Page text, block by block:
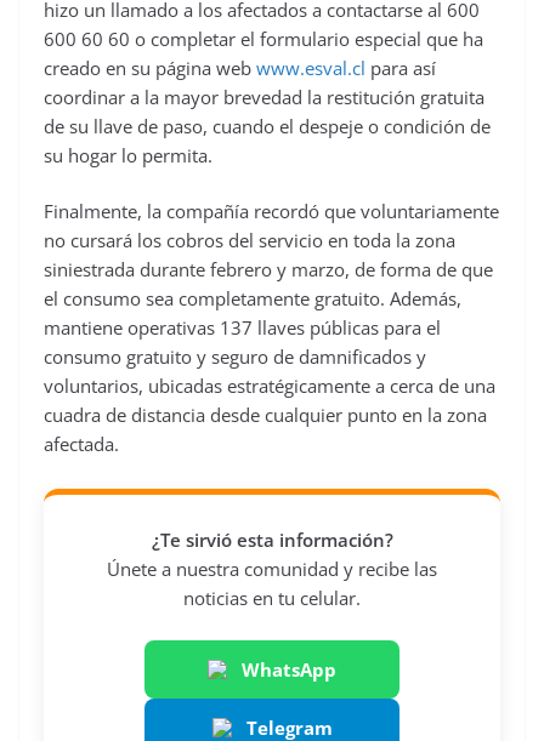
hizo un llamado a los afectados a contactarse al 600
600 60 60 o completar el formulario especial que ha
creado en su página web www.esval.cl para así
coordinar a la mayor brevedad la restitución gratuita
de su llave de paso, cuando el despeje o condición de
su hogar lo permita.
Finalmente, la compañía recordó que voluntariamente
no cursará los cobros del servicio en toda la zona
siniestrada durante febrero y marzo, de forma de que
el consumo sea completamente gratuito. Además,
mantiene operativas 137 llaves públicas para el
consumo gratuito y seguro de damnificados y
voluntarios, ubicadas estratégicamente a cerca de una
cuadra de distancia desde cualquier punto en la zona
afectada.
¿Te sirvió esta información?
Únete a nuestra comunidad y recibe las
noticias en tu celular.
WhatsApp
Telegram